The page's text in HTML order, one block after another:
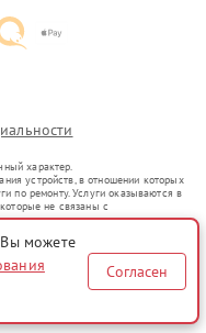
характер.
устройств, в отношении которых
по ремонту. Услуги оказываются в
не связаны с
представителями.
оборот в соответствии
услуг или введения
о предоставляемых услугах по
офертой, определяемой
Вы можете
Согласен